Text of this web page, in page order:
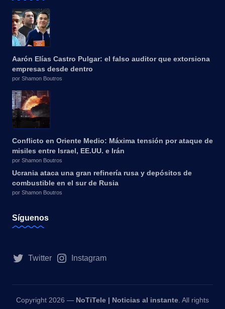
Aarón Elías Castro Pulgar: el falso auditor que extorsiona
empresas desde dentro
por Shamon Boutros
Conflicto en Oriente Medio: Máxima tensión por ataque de
misiles entre Israel, EE.UU. e Irán
por Shamon Boutros
Ucrania ataca una gran refinería rusa y depósitos de
combustible en el sur de Rusia
por Shamon Boutros
Síguenos
Twitter Instagram
Copyright 2026 — NoTiTele | Noticias al instante. All rights